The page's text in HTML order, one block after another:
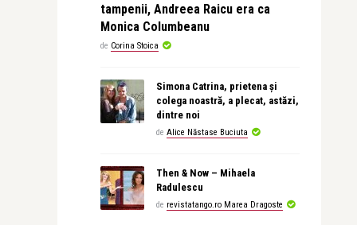
tampenii, Andreea Raicu era ca
Monica Columbeanu
de Corina Stoica
Simona Catrina, prietena și
colega noastră, a plecat, astăzi,
dintre noi
de Alice Năstase Buciuta
Then & Now – Mihaela
Radulescu
de revistatango.ro Marea Dragoste